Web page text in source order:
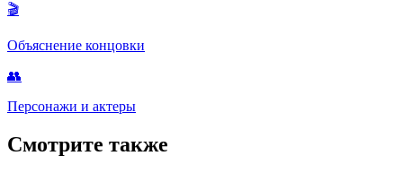
🎬
Объяснение концовки
👥
Персонажи и актеры
Смотрите также